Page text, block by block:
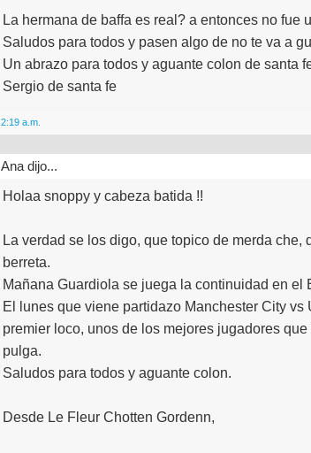
La hermana de baffa es real? a entonces no fue
Saludos para todos y pasen algo de no te va a
Un abrazo para todos y aguante colon de santa
Sergio de santa fe
2:19 a.m.
Ana dijo...
Holaa snoppy y cabeza batida !!
La verdad se los digo, que topico de merda
berreta.
Mañana Guardiola se juega la continuidad en el
El lunes que viene partidazo Manchester City
premier loco, unos de los mejores jugadores
pulga.
Saludos para todos y aguante colon.
Desde Le Fleur Chotten Gordenn,